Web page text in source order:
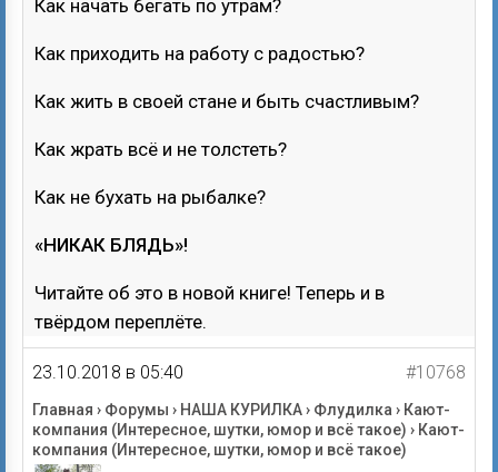
Как начать бегать по утрам?
Как приходить на работу с радостью?
Как жить в своей стане и быть счастливым?
Как жрать всё и не толстеть?
Как не бухать на рыбалке?
«НИКАК БЛЯДЬ»!
Читайте об это в новой книге! Теперь и в
твёрдом переплёте.
23.10.2018 в 05:40 #10768
Главная › Форумы › НАША КУРИЛКА› Флудилка› Кают-
компания (Интересное, шутки, юмор и всё такое) › Кают-
компания (Интересное, шутки, юмор и всё такое)